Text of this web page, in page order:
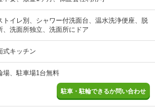
トイレ別、シャワー付洗面台、温水洗浄便座、脱
、洗面所独立、洗面所にドア
式キッチン
場、駐車場1台無料
駐車・駐輪できるか問い合わせ